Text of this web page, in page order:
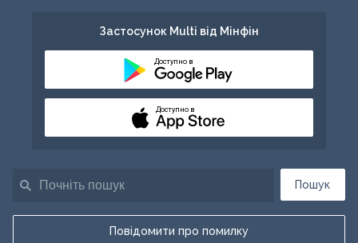
Пошук
Повідомити про помилку
Застосунок Multi від Мінфін
Доступно в
Доступно в